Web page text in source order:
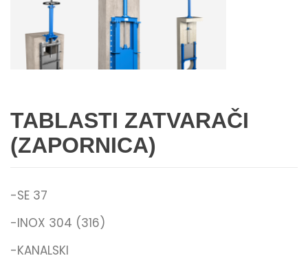
TABLASTI ZATVARAČI
(ZAPORNICA)
-SE 37
-INOX 304 (316)
-KANALSKI